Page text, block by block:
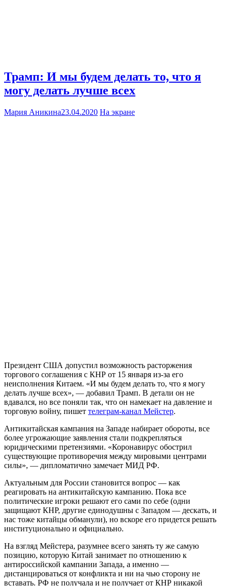
Трамп: И мы будем делать то, что я
могу делать лучше всех
Мария Аникина23.04.2020 На экране
Президент США допустил возможность расторжения
торгового соглашения с КНР от 15 января из-за его
неисполнения Китаем. «И мы будем делать то, что я могу
делать лучше всех», — добавил Трамп. В детали он не
вдавался, но все поняли так, что он намекает на давление и
торговую войну, пишет телеграм-канал Мейстер.
Антикитайская кампания на Западе набирает обороты, все
более угрожающие заявления стали подкрепляться
юридическими претензиями. «Коронавирус обострил
существующие противоречия между мировыми центрами
силы», — дипломатично замечает МИД РФ.
Актуальным для России становится вопрос — как
реагировать на антикитайскую кампанию. Пока все
политические игроки решают его сами по себе (одни
защищают КНР, другие единодушны с Западом — дескать, и
нас тоже китайцы обманули), но вскоре его придется решать
институционально и официально.
На взгляд Мейстера, разумнее всего занять ту же самую
позицию, которую Китай занимает по отношению к
антироссийской кампании Запада, а именно —
дистанцироваться от конфликта и ни на чью сторону не
вставать. РФ не получала и не получает от КНР никакой